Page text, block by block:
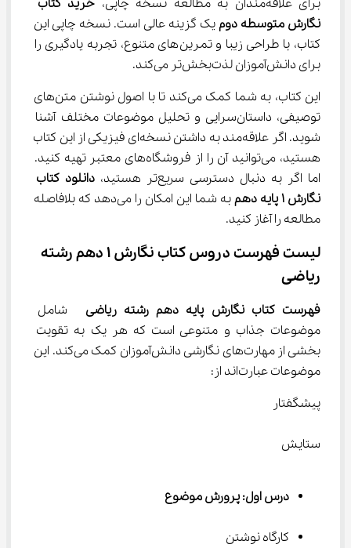
برای علاقه‌مندان به مطالعه نسخه چاپی،
خرید کتاب
نگارش متوسطه دوم یک گزینه عالی است. نسخه چاپی این
کتاب، با طراحی زیبا و تمرین‌های متنوع، تجربه یادگیری را
برای دانش‌آموزان لذت‌بخش‌تر می‌کند.
این کتاب، به شما کمک می‌کند تا با اصول نوشتن متن‌های
توصیفی، داستان‌سرایی و تحلیل موضوعات مختلف آشنا
شوید. اگر علاقه‌مند به داشتن نسخه‌ای فیزیکی از این کتاب
هستید، می‌توانید آن را از فروشگاه‌های معتبر تهیه کنید.
اما اگر به دنبال دسترسی سریع‌تر هستید،
دانلود کتاب
نگارش 1 پایه دهم
به شما این امکان را می‌دهد که بلافاصله
مطالعه را آغاز کنید.
لیست فهرست دروس کتاب نگارش 1 دهم رشته
ریاضی
فهرست کتاب نگارش پایه دهم رشته ریاضی
شامل
موضوعات جذاب و متنوعی است که هر یک به تقویت
بخشی از مهارت‌های نگارشی دانش‌آموزان کمک می‌کند. این
موضوعات عبارت‌اند از:
پیشگفتار
ستایش
درس اول: پرورش موضوع
کارگاه نوشتن